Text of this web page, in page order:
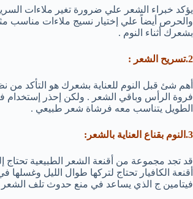
يؤكد خبراء الشعر علي ضرورة تغير ملاءات
والحرص أيضاً علي إختيار نسيج ملاءات مناسب
بشعرك أثناء النوم .
2.تسريح الشعر :
أهم شئ قبل النوم للعناية بشعرك هو التأكد
فروة الرأس وباقي الشعر . ولكن إحذر إستخدام
الطويل يتناسب معه فرشاة شعر طبيعي .
3.النوم بقناع العناية بالشعر:
قد تجد مجموعة من أقنعة الشعر الطبيعية تحتاج
أقنعة الكافيار تحتاج لتركها طوال الليل
فيتامين ج الذي يساعد في منع حدوث تلف الشعر